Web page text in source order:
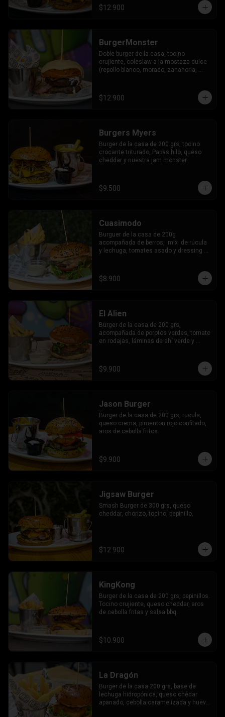
$12.900
BurgerMonster
Doble burger de la casa, tocino
crujiente, coleslaw a la mostaza dulce
(repollo blanco, morado, zanahoria,
$12.900
Burgers Myers
Burger de la casa de 200 grs, tocino
crocante triturado, Papas hilo, queso
cheddar y nuestra jam monster.
$9.500
Cuasimodo
Burguer de la casa de 200g
acompañada de berros,  mix  de rúcula
y lechuga, tomates asado y dressing
$8.900
El Alien
Burger de la casa de 200 grs,
acompañada de porotos verdes, tomate
en rodajas, láminas de ahí verde y
$9.900
Jason Burger
Burger de la casa de 200 grs, rucula,
queso crema, pimenton rojo confitado,
aros de cebolla fritos.
$9.900
Jigsaw Burger
Smash Burger de 300 grs, queso
cheddar, chorizo, tocino, pepinillo.
$12.900
KingKong
Burger de la casa de 200 grs, pepinillos.
Tocino crujiente, queso cheddar, aros
de cebolla fritas y salsa bbq.
$10.900
La Dragón
Burger de la casa 200 grs, base de
lechuga hidropónica, queso chédar
apanado, cebolla caramelizada y huevo